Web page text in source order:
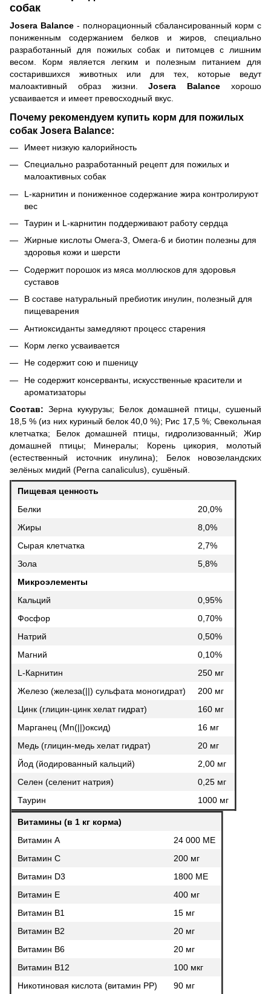
собак
Josera Balance - полнорационный сбалансированный корм с
пониженным содержанием белков и жиров, специально
разработанный для пожилых собак и питомцев с лишним
весом. Корм является легким и полезным питанием для
состарившихся животных или для тех, которые ведут
малоактивный образ жизни.Josera Balance хорошо
усваивается и имеет превосходный вкус.
Почему рекомендуем купить корм для пожилых
собак Josera Balance:
Имеет низкую калорийность
Специально разработанный рецепт для пожилых и
малоактивных собак
L-карнитин и пониженное содержание жира контролируют
вес
Таурин и L-карнитин поддерживают работу сердца
Жирные кислоты Омега-3, Омега-6 и биотин полезны для
здоровья кожи и шерсти
Содержит порошок из мяса моллюсков для здоровья
суставов
В составе натуральный пребиотик инулин, полезный для
пищеварения
Антиоксиданты замедляют процесс старения
Корм легко усваивается
Не содержит сою и пшеницу
Не содержит консерванты, искусственные красители и
ароматизаторы
Состав: Зерна кукурузы; Белок домашней птицы, сушеный
18,5 % (из них куриный белок 40,0 %); Рис 17,5 %; Свекольная
клетчатка; Белок домашней птицы, гидролизованный; Жир
домашней птицы; Минералы; Корень цикория, молотый
(естественный источник инулина); Белок новозеландских
зелёных мидий (Perna canaliculus), сушёный.
Пищевая ценность
Белки
20,0%
Жиры
8,0%
Сырая клетчатка
2,7%
Зола
5,8%
Микроэлементы
Кальций
0,95%
Фосфор
0,70%
Натрий
0,50%
Магний
0,10%
L-Карнитин
250 мг
Железо (железа(||) сульфата моногидрат)
200 мг
Цинк (глицин-цинк хелат гидрат)
160 мг
Марганец (Mn(||)оксид)
16 мг
Медь (глицин-медь хелат гидрат)
20 мг
Йод (йодированный кальций)
2,00 мг
Селен (селенит натрия)
0,25 мг
Таурин
1000 мг
Витамины (в 1 кг корма)
Витамин А
24 000 МЕ
Витамин С
200 мг
Витамин D3
1800 МЕ
Витамин Е
400 мг
Витамин В1
15 мг
Витамин В2
20 мг
Витамин В6
20 мг
Витамин В12
100 мкг
Никотиновая кислота (витамин РР)
90 мг